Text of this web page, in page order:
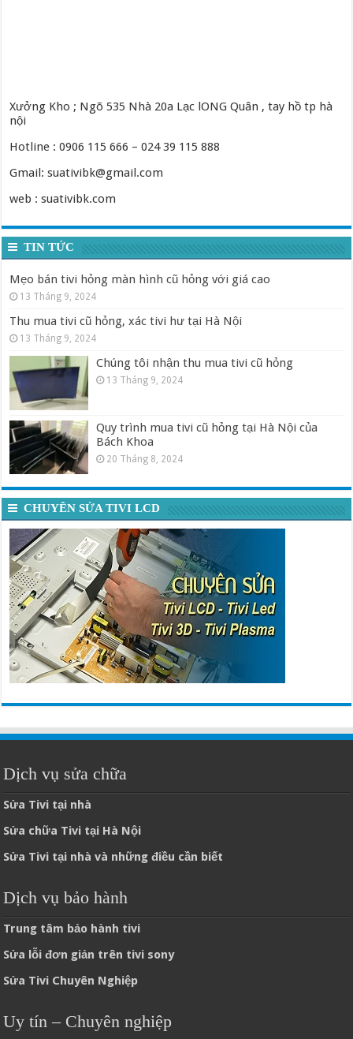
Xưởng Kho ; Ngõ 535 Nhà 20a Lạc lONG Quân , tay hồ tp hà
nội
Hotline : 0906 115 666 – 024 39 115 888
Gmail: suativibk@gmail.com
web : suativibk.com
TIN TỨC
Mẹo bán tivi hỏng màn hình cũ hỏng với giá cao
13 Tháng 9, 2024
Thu mua tivi cũ hỏng, xác tivi hư tại Hà Nội
13 Tháng 9, 2024
Chúng tôi nhận thu mua tivi cũ hỏng
13 Tháng 9, 2024
Quy trình mua tivi cũ hỏng tại Hà Nội của
Bách Khoa
20 Tháng 8, 2024
CHUYÊN SỬA TIVI LCD
Dịch vụ sửa chữa
Sửa Tivi tại nhà
Sửa chữa Tivi tại Hà Nội
Sửa Tivi tại nhà và những điều cần biết
Dịch vụ bảo hành
Trung tâm bảo hành tivi
Sửa lỗi đơn giản trên tivi sony
Sửa Tivi Chuyên Nghiệp
Uy tín – Chuyên nghiệp